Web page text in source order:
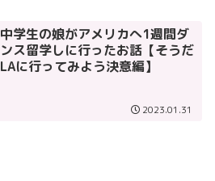
中学生の娘がアメリカへ1週間ダ
ンス留学しに行ったお話【そうだ
LAに行ってみよう決意編】
2023.01.31